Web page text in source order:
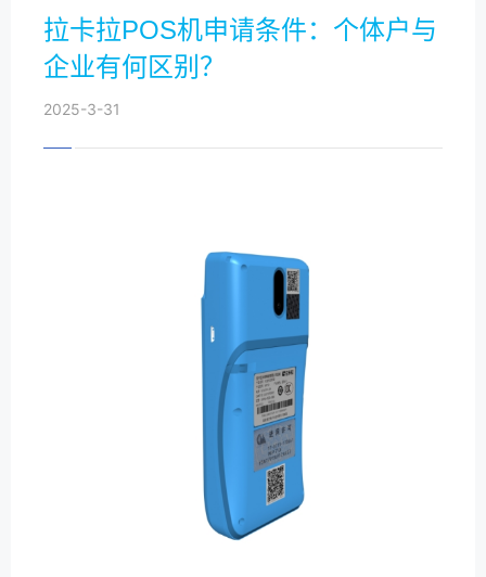
拉卡拉POS机申请条件：个体户与
企业有何区别？
2025-3-31